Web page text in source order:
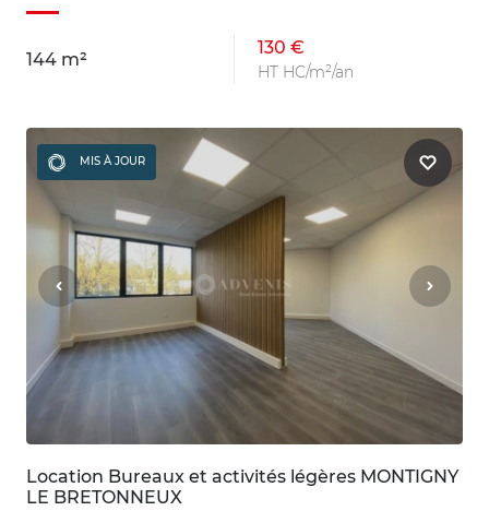
144 m²
130 €
HT HC/m²/an
MIS À JOUR
Location Bureaux et activités légères MONTIGNY
LE BRETONNEUX